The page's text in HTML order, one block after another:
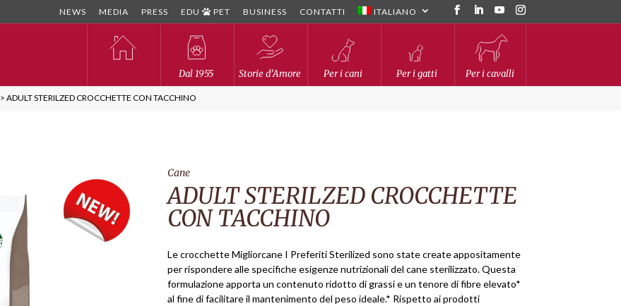
NEWS MEDIA PRESS EDU PET BUSINESS CONTATTI ITALIANO
Dal 1955 Storie d’Amore Per i cani Per i gatti Per i cavalli
>ADULT STERILZED CROCCHETTE CON TACCHINO
Cane
ADULT STERILZED CROCCHETTE
CON TACCHINO
Le crocchette Migliorcane I Preferiti Sterilized sono state create appositamente
per rispondere alle specifiche esigenze nutrizionali del cane sterilizzato. Questa
formulazione apporta un contenuto ridotto di grassi e un tenore di fibre elevato*
al fine di facilitare il mantenimento del peso ideale.* Rispetto ai prodotti